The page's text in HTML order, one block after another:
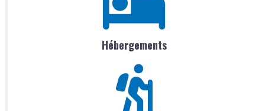
Hébergements